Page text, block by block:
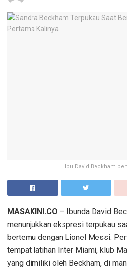
Ibu David Beckham
MASAKINI.CO – Ibunda David
menunjukkan ekspresi terpukau
bertemu dengan Lionel Messi.
tempat latihan Inter Miami, klub
yang dimiliki oleh Beckham, di